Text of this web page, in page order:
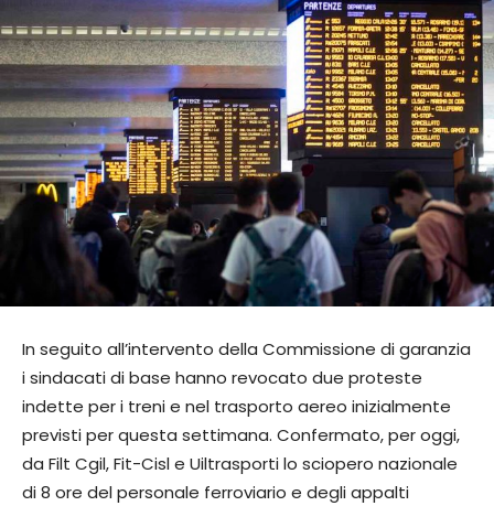
In seguito all’intervento della Commissione di garanzia
i sindacati di base hanno revocato due proteste
indette per i treni e nel trasporto aereo inizialmente
previsti per questa settimana. Confermato, per oggi,
da Filt Cgil, Fit-Cisl e Uiltrasporti lo sciopero nazionale
di 8 ore del personale ferroviario e degli appalti